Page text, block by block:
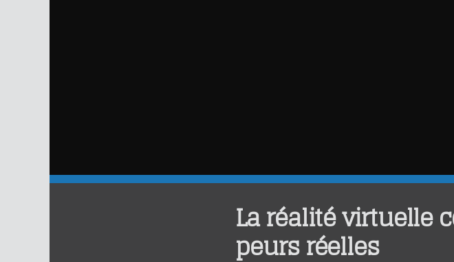
La réalité virtuelle
peurs réelles